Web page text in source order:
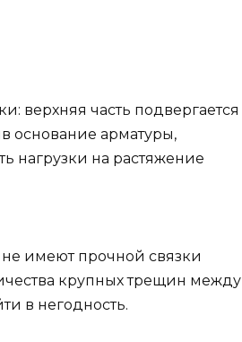
верхняя часть подвергается
основание арматуры,
нагрузки на растяжение
не имеют прочной связки
крупных трещин между
в негодность.